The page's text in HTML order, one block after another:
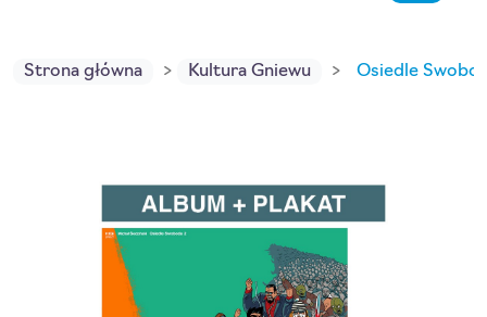
Strona główna Kultura Gniewu Osiedle